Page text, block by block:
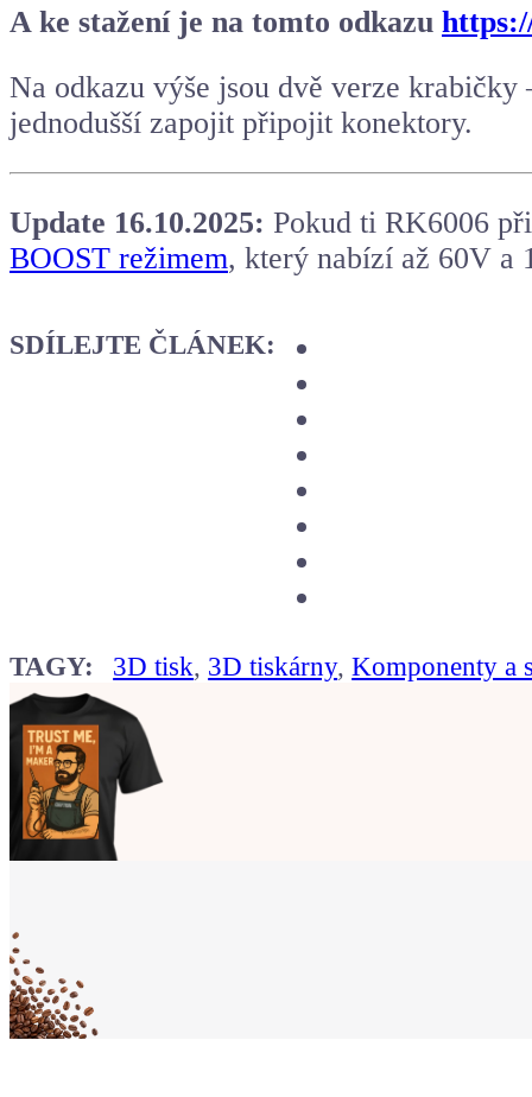
A ke stažení je na tomto odkazu
Na odkazu výše jsou dvě verze
jednodušší zapojit připojit konektory.
Update 16.10.2025: Pokud ti RK6006
BOOST režimem, který nabízí až 60V a
SDÍLEJTE ČLÁNEK:
TAGY: 3D tisk, 3D tiskárny,Komponenty a
že jsi Maker!
Koupit tričko